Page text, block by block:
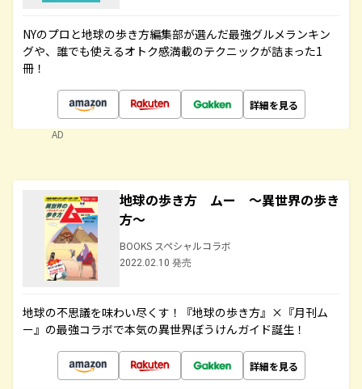
NYのプロと地球の歩き方編集部が選んだ最強グルメランキン
グや、誰でも使えるオトク感満載のテクニックが詰まった1
冊！
詳細を見る
AD
地球の歩き方 ムー ～異世界の歩き
方～
BOOKS スペシャルコラボ
2022.02.10 発売
地球の不思議を味わい尽くす！『地球の歩き方』×『月刊ム
ー』の最強コラボで本気の異世界ぼうけんガイド誕生！
詳細を見る